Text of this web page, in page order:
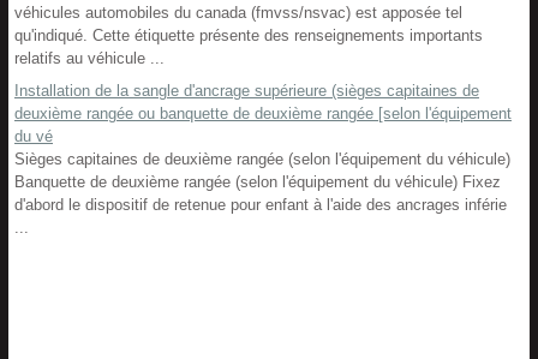
véhicules automobiles du canada (fmvss/nsvac) est apposée tel
qu'indiqué. Cette étiquette présente des renseignements importants
relatifs au véhicule ...
Installation de la sangle d'ancrage supérieure (sièges capitaines de
deuxième rangée ou banquette de deuxième rangée [selon l'équipement
du vé
Sièges capitaines de deuxième rangée (selon l'équipement du véhicule)
Banquette de deuxième rangée (selon l'équipement du véhicule) Fixez
d'abord le dispositif de retenue pour enfant à l'aide des ancrages inférie
...